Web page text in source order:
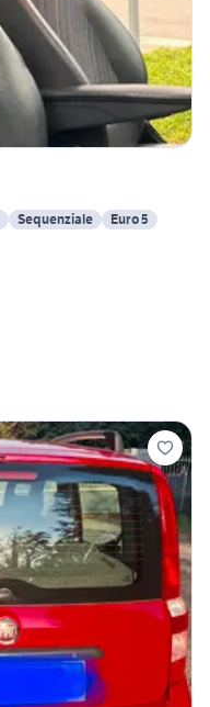
Sequenziale Euro 5